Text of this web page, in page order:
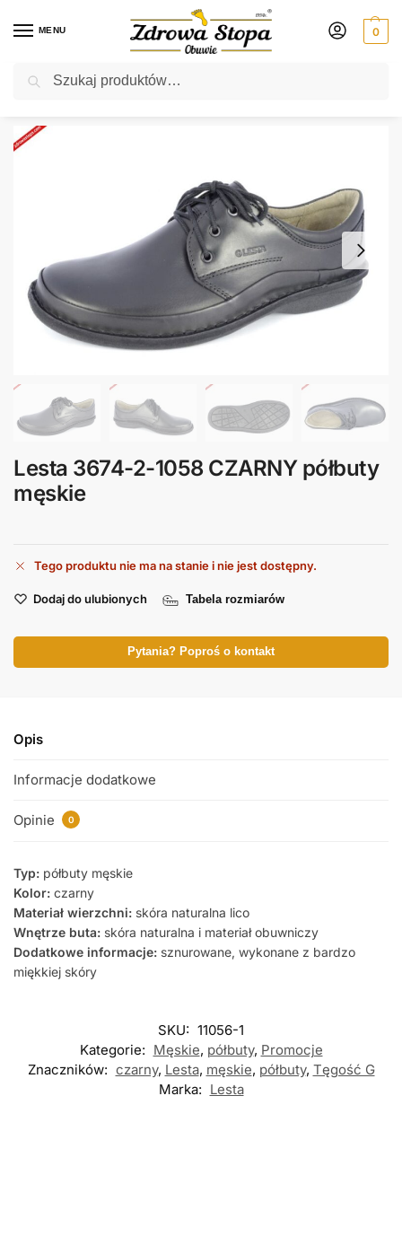
MENU 0
Rabat ⚡ 5% kod: ZDROWASTOPA (na obuwie poza promocją)
Lesta 3674-2-1058 CZARNY półbuty
męskie
Tego produktu nie ma na stanie i nie jest dostępny.
Dodaj do ulubionych Tabela rozmiarów
Pytania? Poproś o kontakt
Opis
Informacje dodatkowe
Opinie 0
Typ: półbuty męskie
Kolor: czarny
Materiał wierzchni: skóra naturalna lico
Wnętrze buta: skóra naturalna i materiał obuwniczy
Dodatkowe informacje: sznurowane, wykonane z bardzo
miękkiej skóry
SKU: 11056-1
Kategorie: Męskie, półbuty, Promocje
Znaczników: czarny, Lesta, męskie, półbuty, Tęgość G
Marka: Lesta